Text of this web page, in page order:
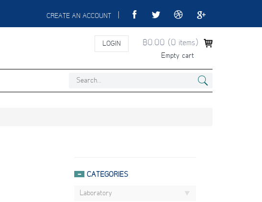
CREATE AN ACCOUNT
LOGIN ฿0.00 ( 0 items)
Empty cart
CATEGORIES
Laboratory